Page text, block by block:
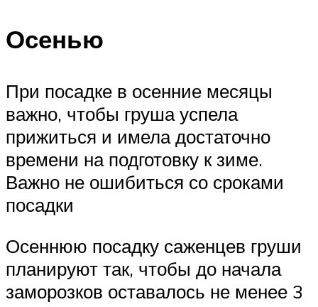
Осенью
При посадке в осенние месяцы
важно, чтобы груша успела
прижиться и имела достаточно
времени на подготовку к зиме.
Важно не ошибиться со сроками
посадки
Осеннюю посадку саженцев груши
планируют так, чтобы до начала
заморозков оставалось не менее 3